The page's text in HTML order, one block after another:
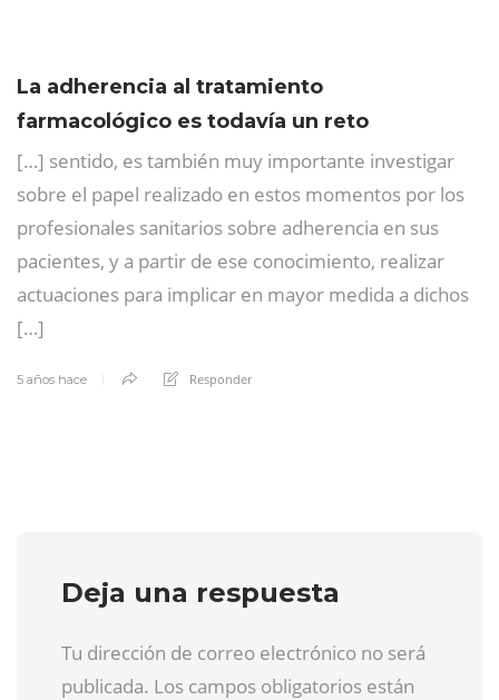
La adherencia al tratamiento
farmacológico es todavía un reto
[…] sentido, es también muy importante investigar
sobre el papel realizado en estos momentos por los
profesionales sanitarios sobre adherencia en sus
pacientes, y a partir de ese conocimiento, realizar
actuaciones para implicar en mayor medida a dichos
[…]
5 años hace Responder
Deja una respuesta
Tu dirección de correo electrónico no será
publicada. Los campos obligatorios están